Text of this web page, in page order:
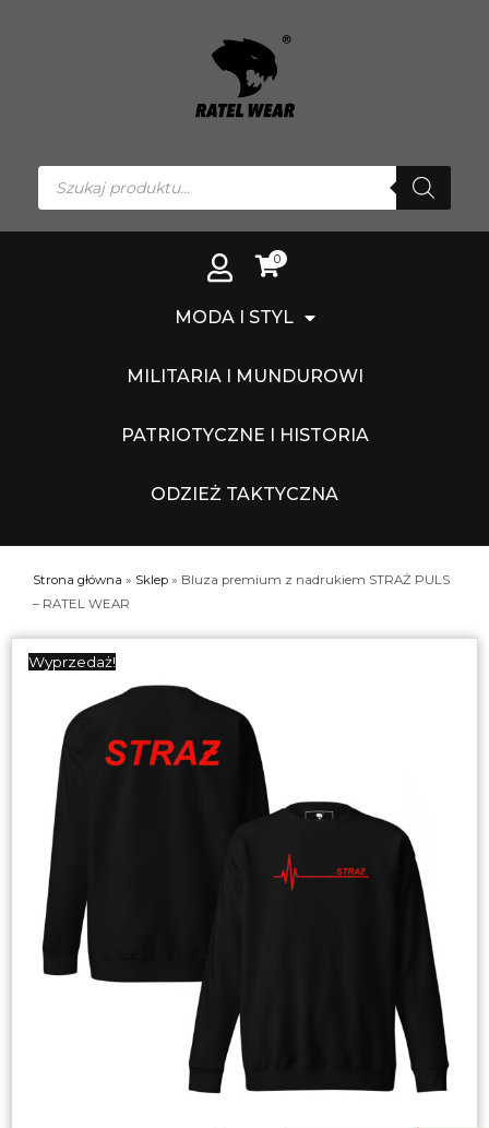
Wyszukiwarka
produktów
0
MODA I STYL
MILITARIA I MUNDUROWI
PATRIOTYCZNE I HISTORIA
ODZIEŻ TAKTYCZNA
Strona główna » Sklep » Bluza premium z nadrukiem STRAŻ PULS
– RATEL WEAR
Wyprzedaż!